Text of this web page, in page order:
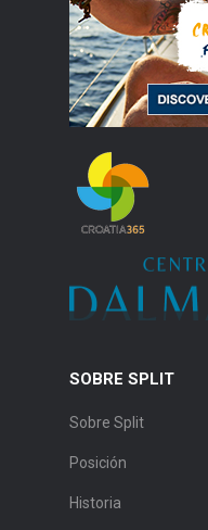
SOBRE SPLIT
Sobre Split
Posición
Historia